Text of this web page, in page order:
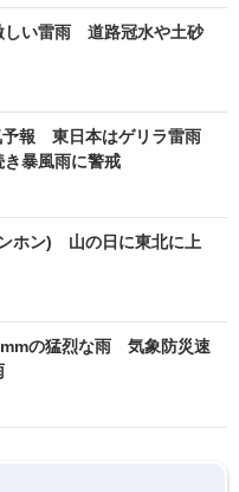
しい雷雨 道路冠水や土砂
予報 東日本はゲリラ雷雨
暴風雨に警戒
ホン) 山の日に東北に上
の猛烈な雨 気象防災速